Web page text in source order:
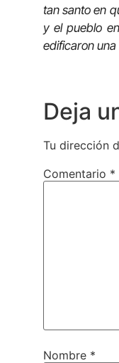
tan santo en
y el pueblo
edificaron una
Deja
Tu dirección
Comentario *
Nombre *